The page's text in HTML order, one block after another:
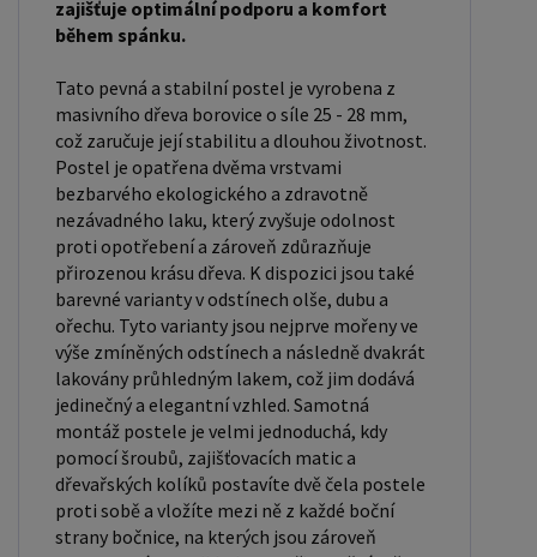
pro jednolůžko. Tyto rozměry postele jsou ideální
studentském pokoji, pokoji pro hosty a dalších
pokojích. Námi nabízené postele, lze doplnit
matrací, nočními stolky, komodou, skříní i úložným
prostorem. Postele o rozměru 120x200 cm a
140x200 cm jsou považovány za velmi komfortní
jednolůžka. Tento rozměr postele je ideální pro
jednotlivce, kteří hledají více prostoru než
standardní jednolůžko nabízí. Rozměry postele
160x200 cm a 180x200 cm jsou považovány za
standardní pro dvoulůžkovou postel. Před
nákupem postele se ujistěte, že máte dostatek
místa ve své ložnici. Materiál postele: Masiv
borovice je typ dřeva, který je známý svou dobrou
pevností a dlouhou trvanlivostí. Borovicové dřevo
se řadí mezi měkké dřeviny. Je o malinko tvrdší
zajišťuje optimální podporu a komfort
během spánku.
Tato pevná a stabilní postel je vyrobena z
masivního dřeva borovice o síle 25 - 28 mm,
což zaručuje její stabilitu a dlouhou životnost.
Postel je opatřena dvěma vrstvami
bezbarvého ekologického a zdravotně
nezávadného laku, který zvyšuje odolnost
proti opotřebení a zároveň zdůrazňuje
přirozenou krásu dřeva. K dispozici jsou také
barevné varianty v odstínech olše, dubu a
ořechu. Tyto varianty jsou nejprve mořeny ve
výše zmíněných odstínech a následně dvakrát
lakovány průhledným lakem, což jim dodává
jedinečný a elegantní vzhled. Samotná
montáž postele je velmi jednoduchá, kdy
pomocí šroubů, zajišťovacích matic a
dřevařských kolíků postavíte dvě čela postele
proti sobě a vložíte mezi ně z každé boční
strany bočnice, na kterých jsou zároveň